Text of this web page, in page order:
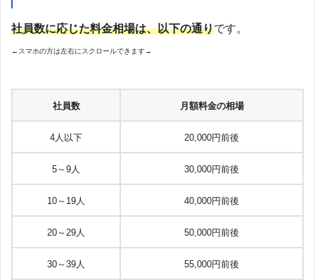
社員数に応じた料金相場は、以下の通りです。
←スマホの方は左右にスクロールできます→
社員数 月額料金の相場
4人以下 20,000円前後
5～9人 30,000円前後
10～19人 40,000円前後
20～29人 50,000円前後
30～39人 55,000円前後